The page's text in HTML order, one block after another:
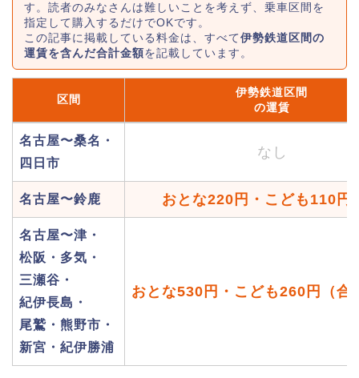
す。読者のみなさんは難しいことを考えず、乗車区間を
指定して購入するだけでOKです。
この記事に掲載している料金は、すべて伊勢鉄道区間の
運賃を含んだ合計金額を記載しています。
区間
伊勢鉄道区間
の運賃
名古屋〜桑名・
四日市
なし
名古屋〜鈴鹿 おとな220円・こども110円
名古屋〜津・
松阪・多気・
三瀬谷・
紀伊長島・
尾鷲・熊野市・
新宮・紀伊勝浦
おとな530円・こども260円（合